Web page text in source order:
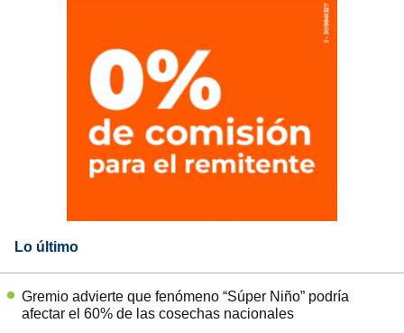
Lo último
Gremio advierte que fenómeno “Súper Niño” podría
afectar el 60% de las cosechas nacionales